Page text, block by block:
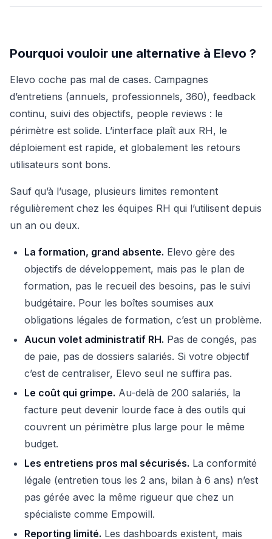
Pourquoi vouloir une alternative à Elevo ?
Elevo coche pas mal de cases. Campagnes
d’entretiens (annuels, professionnels, 360), feedback
continu, suivi des objectifs, people reviews : le
périmètre est solide. L’interface plaît aux RH, le
déploiement est rapide, et globalement les retours
utilisateurs sont bons.
Sauf qu’à l’usage, plusieurs limites remontent
régulièrement chez les équipes RH qui l’utilisent depuis
un an ou deux.
La formation, grand absente. Elevo gère des
objectifs de développement, mais pas le plan de
formation, pas le recueil des besoins, pas le suivi
budgétaire. Pour les boîtes soumises aux
obligations légales de formation, c’est un problème.
Aucun volet administratif RH. Pas de congés, pas
de paie, pas de dossiers salariés. Si votre objectif
c’est de centraliser, Elevo seul ne suffira pas.
Le coût qui grimpe. Au-delà de 200 salariés, la
facture peut devenir lourde face à des outils qui
couvrent un périmètre plus large pour le même
budget.
Les entretiens pros mal sécurisés. La conformité
légale (entretien tous les 2 ans, bilan à 6 ans) n’est
pas gérée avec la même rigueur que chez un
spécialiste comme Empowill.
Reporting limité. Les dashboards existent, mais